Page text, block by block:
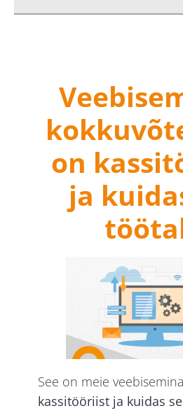
on
ja
See on meie
kassitööriist ja kuidas